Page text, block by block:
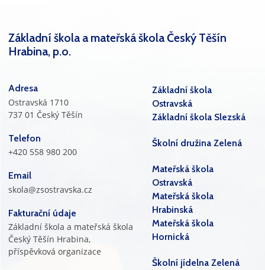
Základní škola a mateřská škola Český Těšín
Hrabina, p.o.
Adresa
Ostravská 1710
737 01 Český Těšín
Telefon
+420 558 980 200
Email
skola@zsostravska.cz
Fakturační údaje
Základní škola a mateřská škola
Český Těšín Hrabina,
příspěvková organizace
Základní škola
Ostravská
Základní škola Slezská
Školní družina Zelená
Mateřská škola
Ostravská
Mateřská škola
Hrabinská
Mateřská škola
Hornická
Školní jídelna Zelená